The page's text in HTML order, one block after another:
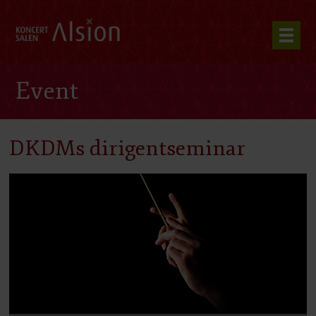
Event
DKDMs dirigentseminar